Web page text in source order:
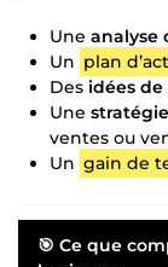
Une analyse
Un plan
Des idées
Une
ventes ou
Un gain de
🎯 Ce que